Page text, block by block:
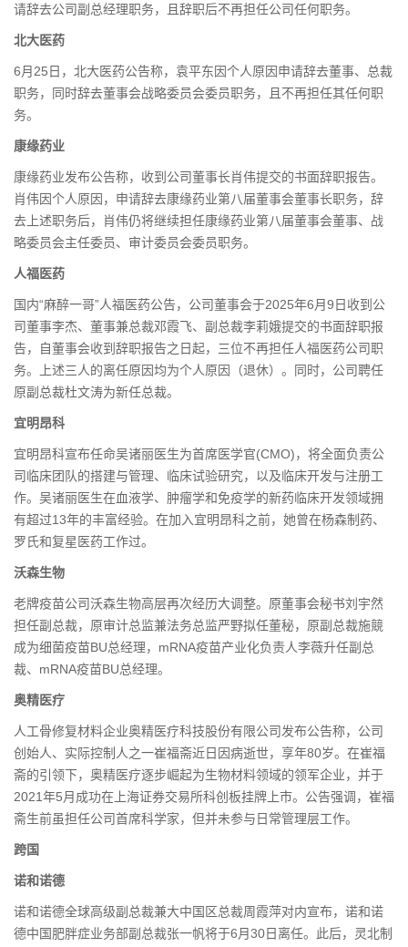
请辞去公司副总经理职务，且辞职后不再担任公司任何职务。
北大医药
6月25日，北大医药公告称，袁平东因个人原因申请辞去董事、总裁
职务，同时辞去董事会战略委员会委员职务，且不再担任其任何职
务。
康缘药业
康缘药业发布公告称，收到公司董事长肖伟提交的书面辞职报告。
肖伟因个人原因，申请辞去康缘药业第八届董事会董事长职务，辞
去上述职务后，肖伟仍将继续担任康缘药业第八届董事会董事、战
略委员会主任委员、审计委员会委员职务。
人福医药
国内“麻醉一哥”人福医药公告，公司董事会于2025年6月9日收到公
司董事李杰、董事兼总裁邓霞飞、副总裁李莉娥提交的书面辞职报
告，自董事会收到辞职报告之日起，三位不再担任人福医药公司职
务。上述三人的离任原因均为个人原因（退休）。同时，公司聘任
原副总裁杜文涛为新任总裁。
宜明昂科
宜明昂科宣布任命吴诸丽医生为首席医学官(CMO)，将全面负责公
司临床团队的搭建与管理、临床试验研究，以及临床开发与注册工
作。吴诸丽医生在血液学、肿瘤学和免疫学的新药临床开发领域拥
有超过13年的丰富经验。在加入宜明昂科之前，她曾在杨森制药、
罗氏和复星医药工作过。
沃森生物
老牌疫苗公司沃森生物高层再次经历大调整。原董事会秘书刘宇然
担任副总裁，原审计总监兼法务总监严野拟任董秘，原副总裁施競
成为细菌疫苗BU总经理，mRNA疫苗产业化负责人李薇升任副总
裁、mRNA疫苗BU总经理。
奥精医疗
人工骨修复材料企业奥精医疗科技股份有限公司发布公告称，公司
创始人、实际控制人之一崔福斋近日因病逝世，享年80岁。在崔福
斋的引领下，奥精医疗逐步崛起为生物材料领域的领军企业，并于
2021年5月成功在上海证券交易所科创板挂牌上市。公告强调，崔福
斋生前虽担任公司首席科学家，但并未参与日常管理层工作。
跨国
诺和诺德
诺和诺德全球高级副总裁兼大中国区总裁周霞萍对内宣布，诺和诺
德中国肥胖症业务部副总裁张一帆将于6月30日离任。此后，灵北制